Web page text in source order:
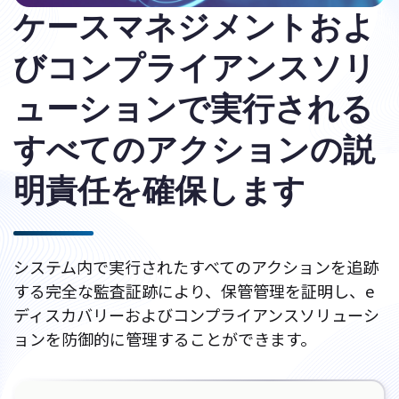
ケースマネジメントおよ
びコンプライアンスソリ
ューションで実行される
すべてのアクションの説
明責任を確保します
システム内で実行されたすべてのアクションを追跡
する完全な監査証跡により、保管管理を証明し、e
ディスカバリーおよびコンプライアンスソリューシ
ョンを防御的に管理することができます。